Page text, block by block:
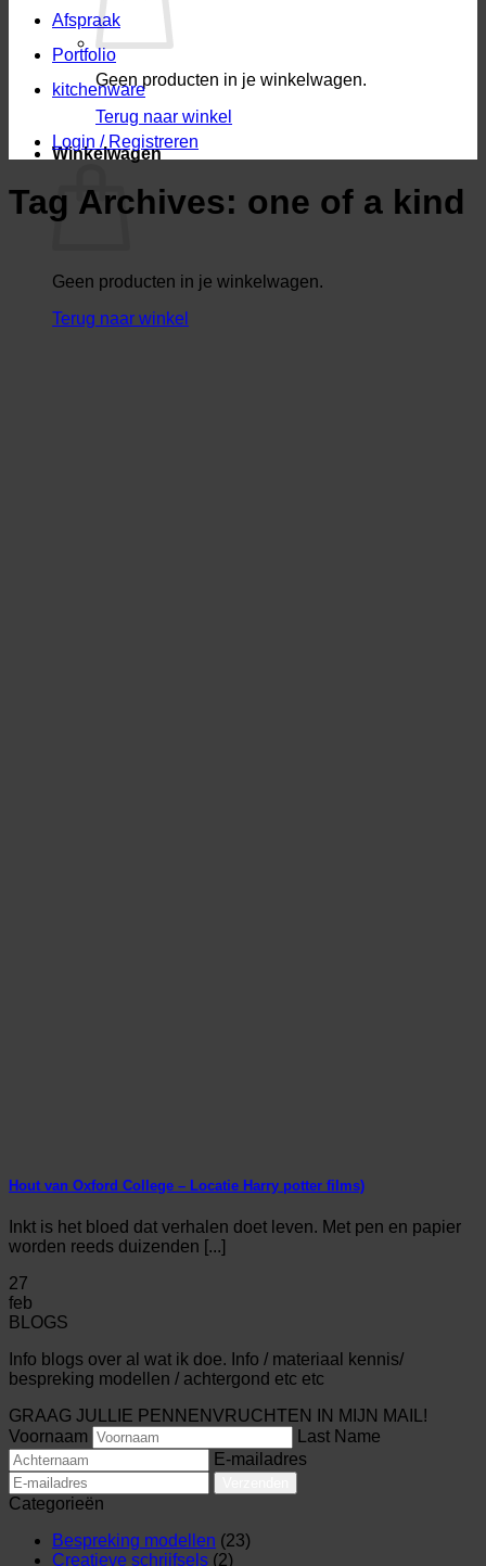
Geen producten in je winkelwagen.
Terug naar winkel
Winkelwagen
Geen producten in je winkelwagen.
Terug naar winkel
Afspraak
Portfolio
kitchenware
Login / Registreren
Tag Archives: one of a kind
Hout van Oxford College – Locatie Harry potter films)
Inkt is het bloed dat verhalen doet leven. Met pen en papier
worden reeds duizenden [...]
27
feb
BLOGS
Info blogs over al wat ik doe. Info / materiaal kennis/
bespreking modellen / achtergond etc etc
GRAAG JULLIE PENNENVRUCHTEN IN MIJN MAIL!
Voornaam
Last Name
E-mailadres
Categorieën
Bespreking modellen (23)
Creatieve schrijfsels (2)